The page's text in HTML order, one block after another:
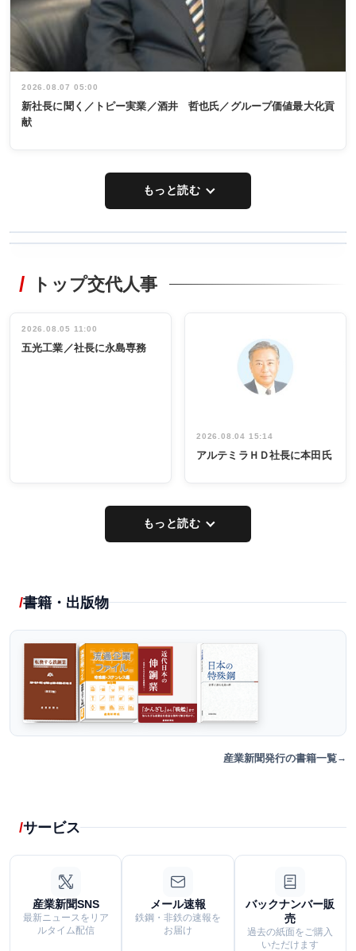
2026.08.07 05:00
新社長に聞く／トピー実業／酒井 哲也氏／グループ価値最大化貢
献
もっと読む
非鉄業界で
インタビュ
ー／社内ア
タックトレー
祝う 業界関
係者ら220人
出席
トップ交代人事
2026.08.05 11:00
五光工業／社長に永島専務
2026.08.04 15:14
アルテミラＨＤ社長に本田氏
もっと読む
書籍・出版物
産業新聞発行の書籍一覧
サービス
産業新聞SNS
最新ニュースをリア
ルタイム配信
メール速報
鉄鋼・非鉄の速報を
お届け
バックナンバー販
売
過去の紙面をご購入
いただけます